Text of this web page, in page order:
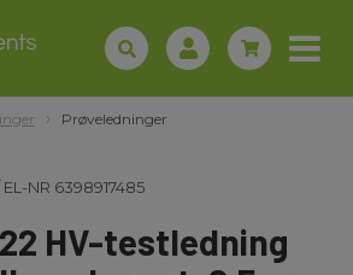
Prøveledninger
EL-NR 6398917485
HV-testledning